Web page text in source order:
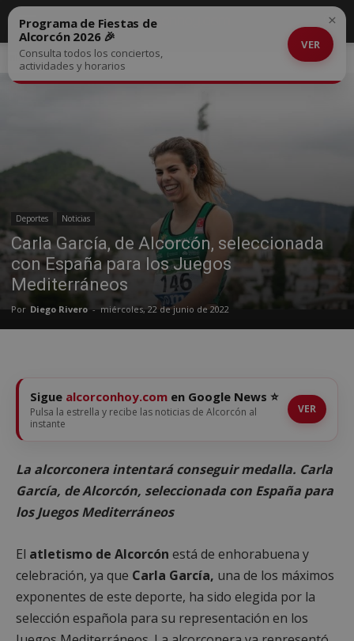
Inicio Deportes
Deportes Noticias
Carla García, de Alcorcón, seleccionada
con España para los Juegos
Mediterráneos
Por Diego Rivero - miércoles, 22 de junio de 2022
Programa de Fiestas de
Alcorcón 2026 🎉
Consulta todos los conciertos,
actividades y horarios
VER
×
Sigue alcorconhoy.com en Google News ⭐
Pulsa la estrella y recibe las noticias de Alcorcón al
instante
VER
La alcorconera intentará conseguir medalla. Carla
García, de Alcorcón, seleccionada con España para
los Juegos Mediterráneos
El atletismo de Alcorcón está de enhorabuena y
celebración, ya que Carla García, una de los máximos
exponentes de este deporte, ha sido elegida por la
selección española para su representación en los